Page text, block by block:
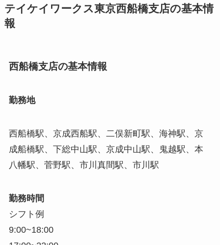
テイケイワークス東京西船橋支店の基本情
報
西船橋支店の基本情報
勤務地
西船橋駅、京成西船駅、二俣新町駅、海神駅、京
成船橋駅、下総中山駅、京成中山駅、鬼越駅、本
八幡駅、菅野駅、市川真間駅、市川駅
勤務時間
シフト例
9:00~18:00